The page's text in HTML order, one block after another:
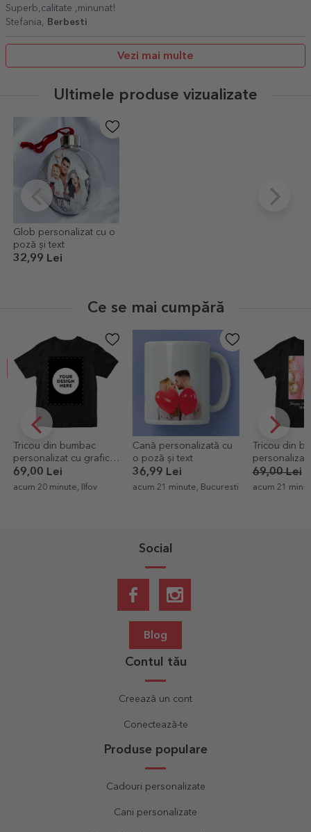
Superb,calitate ,minunat!
Stefania,
Berbesti
Vezi mai multe
Ultimele produse vizualizate
Glob personalizat cu o
poză și text
32,99 Lei
Ce se mai cumpără
Cană personalizată cu
o poză și text
36,99 Lei
acum 21 minute, Bucuresti
-30%
Tricou din bumbac
personalizat cu o poză
tip portret și text
69,00 Lei
acum 21 minute, Bucuresti
EXCLUSIV
Card
personalizat
cu text și
Carte Poștală
14,99 Lei
acum 42
Social
Blog
Contul tău
Creează un cont
Conectează-te
Produse populare
Cadouri personalizate
Cani personalizate